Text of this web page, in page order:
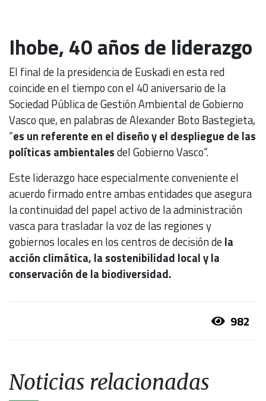
Ihobe, 40 años de liderazgo
El final de la presidencia de Euskadi en esta red
coincide en el tiempo con el 40 aniversario de la
Sociedad Pública de Gestión Ambiental de Gobierno
Vasco que, en palabras de Alexander Boto Bastegieta,
“es un referente en el diseño y el despliegue de las
políticas ambientalesdel Gobierno Vasco”.
Este liderazgo hace especialmente conveniente el
acuerdo firmado entre ambas entidades que asegura
la continuidad del papel activo de la administración
vasca para trasladar la voz de las regiones y
gobiernos locales en los centros de decisión dela
acción climática, la sostenibilidad local y la
conservación de la biodiversidad.
982
Noticias relacionadas